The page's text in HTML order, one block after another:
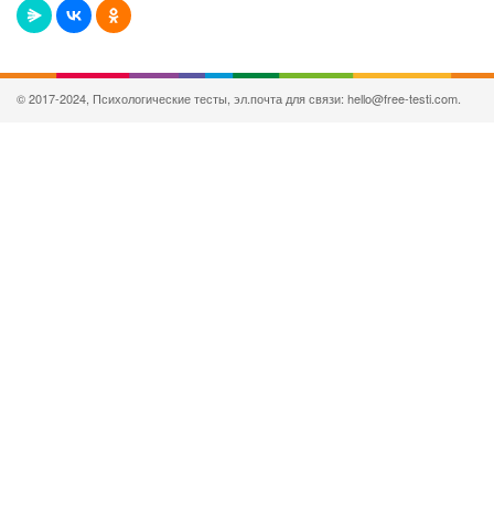
© 2017-2024, Психологические тесты, эл.почта для связи: hello@free-testi.com.